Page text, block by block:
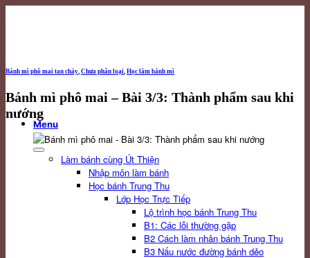
Menu
Làm bánh cùng Út Thiện
Nhập môn làm bánh
Học bánh Trung Thu
Lớp Học Trực Tiếp
Lộ trình học bánh Trung Thu
B1: Các lỗi thường gặp
B2 Cách làm nhân bánh Trung Thu
B3 Nấu nước đường bánh dẻo
Bánh mì phô mai tan chảy, Chưa phân loại, Học làm bánh mì
Bánh mì phô mai – Bài 3/3: Thành phẩm sau khi
nướng